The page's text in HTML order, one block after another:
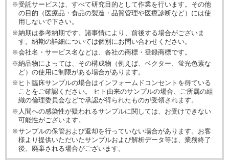
※受託サービスは、すべて研究目的として作業を行います。その他
の目的（医療品・食品の製造・品質管理や医療診断など）には使
用しないで下さい。
※納期は参考納期です。諸事情により、前後する場合がございま
す。納期の詳細については個別にお問い合わせください。
※会社名・サービス名などは、各社の商標・登録商標です。
※納品物によっては、その構成物（例えば、ベクター、蛍光色素な
ど）の使用に制限がある場合があります。
※ヒト臨床サンプルの場合はインフォームドコンセントを得ている
ことをご確認ください。 ヒト由来のサンプルの場合、ご所属の組
織の倫理委員会などで承認が得られたものが受領されます。
※人間への感染性が疑われるサンプルに関しては、お受けできない
可能性がございます。
※サンプルの保管および返却を行っていない場合があります。お客
様より提供いただいたサンプルおよび解析データ等は、業務終了
後、廃棄される場合がございます。